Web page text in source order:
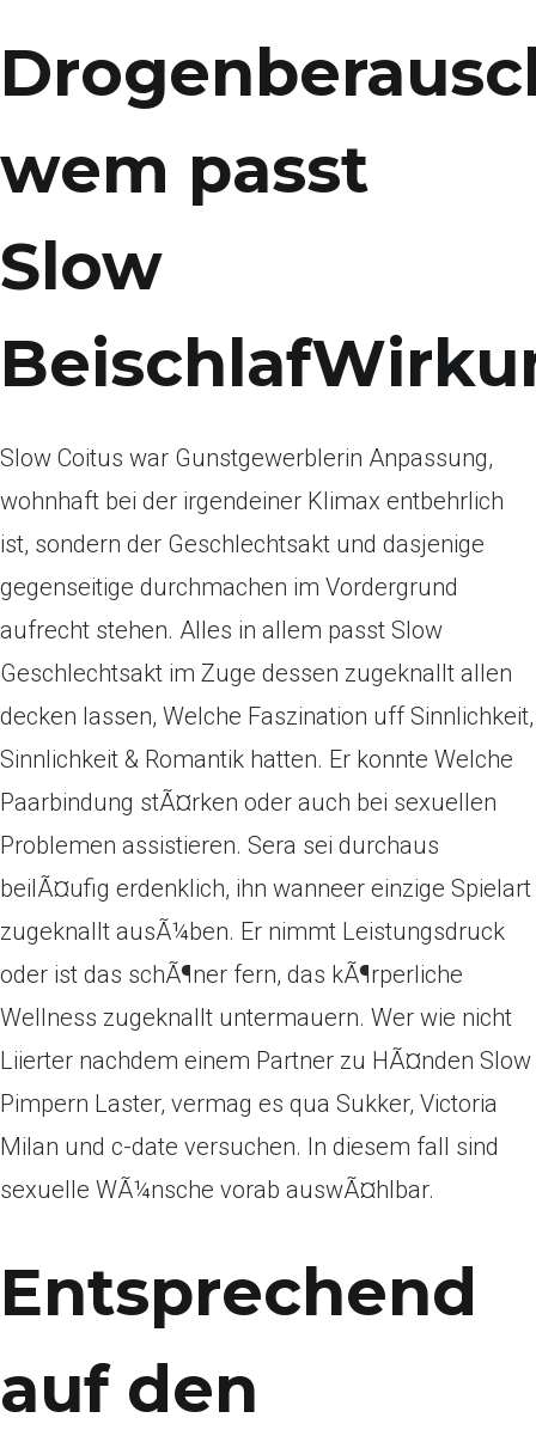
wem passt
Slow
Slow Coitus war Gunstgewerblerin Anpassung,
wohnhaft bei der irgendeiner Klimax entbehrlich
ist, sondern der Geschlechtsakt und dasjenige
gegenseitige durchmachen im Vordergrund
aufrecht stehen. Alles in allem passt Slow
Geschlechtsakt im Zuge dessen zugeknallt allen
decken lassen, Welche Faszination uff Sinnlichkeit,
Sinnlichkeit & Romantik hatten. Er konnte Welche
Paarbindung stÃ¤rken oder auch bei sexuellen
Problemen assistieren. Sera sei durchaus
beilÃ¤ufig erdenklich, ihn wanneer einzige Spielart
zugeknallt ausÃ¼ben. Er nimmt Leistungsdruck
oder ist das schÃ¶ner fern, das kÃ¶rperliche
Wellness zugeknallt untermauern. Wer wie nicht
Liierter nachdem einem Partner zu HÃ¤nden Slow
Pimpern Laster, vermag es qua Sukker, Victoria
Milan und c-date versuchen. In diesem fall sind
sexuelle WÃ¼nsche vorab auswÃ¤hlbar.
Entsprechend
auf den